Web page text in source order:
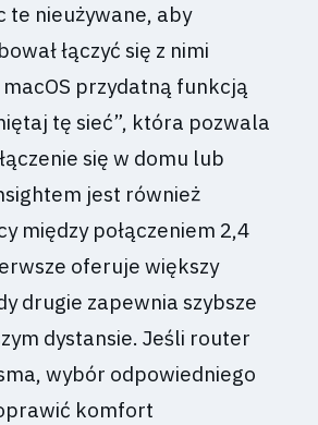
te nieużywane, aby
łączyć się z nimi
przydatną funkcją
tę sieć”, która pozwala
się w domu lub
jest również
między połączeniem 2,4
oferuje większy
drugie zapewnia szybsze
dystansie. Jeśli router
wybór odpowiedniego
komfort